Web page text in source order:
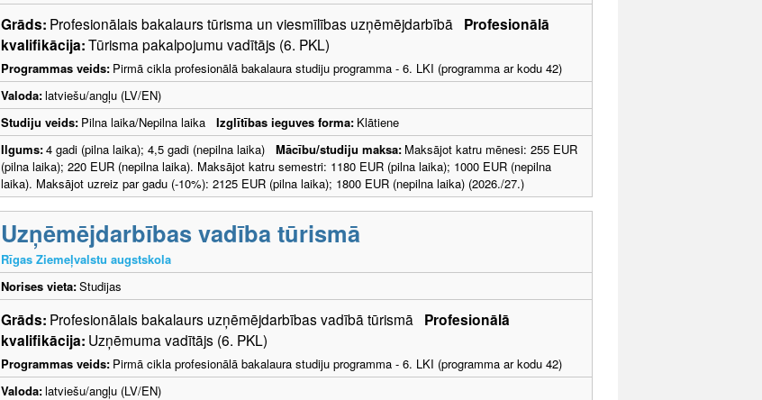
Grāds: Profesionālais bakalaurs tūrisma un viesmīlības uzņēmējdarbībā Profesionālā
kvalifikācija:Tūrisma pakalpojumu vadītājs (6. PKL)
Programmas veids: Pirmā cikla profesionālā bakalaura studiju programma - 6. LKI (programma ar kodu 42)
Valoda:latviešu/angļu (LV/EN)
Studiju veids: Pilna laika/Nepilna laika Izglītības ieguves forma: Klātiene
Ilgums:4 gadi (pilna laika); 4,5 gadi (nepilna laika) Mācību/studiju maksa: Maksājot katru mēnesi: 255 EUR
(pilna laika); 220 EUR (nepilna laika). Maksājot katru semestri: 1180 EUR (pilna laika); 1000 EUR (nepilna
laika). Maksājot uzreiz par gadu (-10%): 2125 EUR (pilna laika); 1800 EUR (nepilna laika) (2026./27.)
Uzņēmējdarbības vadība tūrismā
Rīgas Ziemeļvalstu augstskola
Norises vieta:Studijas
Grāds: Profesionālais bakalaurs uzņēmējdarbības vadībā tūrismā Profesionālā
kvalifikācija: Uzņēmuma vadītājs (6. PKL)
Programmas veids: Pirmā cikla profesionālā bakalaura studiju programma - 6. LKI (programma ar kodu 42)
Valoda:latviešu/angļu (LV/EN)